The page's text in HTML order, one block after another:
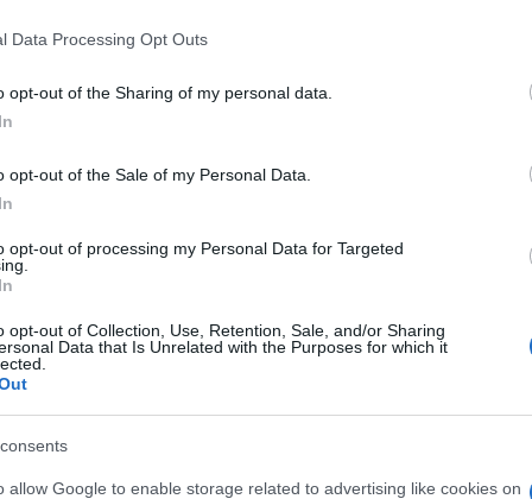
Data Processing Opt Outs
opt-out of the Sharing of my personal data.
opt-out of the Sale of my Personal Data.
opt-out of processing my Personal Data for Targeted
opt-out of Collection, Use, Retention, Sale, and/or Sharing
Data that Is Unrelated with the Purposes for which it
allow Google to enable storage related to advertising like cookies on
πιστεύουν ότι ενδεχομένως το μεγαλύτερο
στην τελευταία περίοδο της ύπαρξής
και άλλες παρόμοιες σελίδες, ενώ άλλοι
δραστηριότητα που διενεργείται στην
χρήστες του δεν θα το εγκαταλείψουν ποτέ.
Tweet Send
μας στοGoogle News